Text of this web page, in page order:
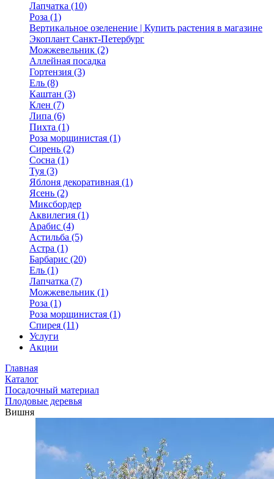
Лапчатка (10)
Роза (1)
Вертикальное озеленение | Купить растения в магазине
Экоплант Санкт-Петербург
Можжевельник (2)
Аллейная посадка
Гортензия (3)
Ель (8)
Каштан (3)
Клен (7)
Липа (6)
Пихта (1)
Роза морщинистая (1)
Сирень (2)
Сосна (1)
Туя (3)
Яблоня декоративная (1)
Ясень (2)
Миксбордер
Аквилегия (1)
Арабис (4)
Астильба (5)
Астра (1)
Барбарис (20)
Ель (1)
Лапчатка (7)
Можжевельник (1)
Роза (1)
Роза морщинистая (1)
Спирея (11)
Услуги
Акции
Главная
Каталог
Посадочный материал
Плодовые деревья
Вишня